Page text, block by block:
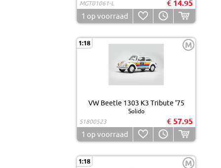
MGT01061-L
€ 14.95
1 op voorraad
1:18 M
VW Beetle 1303 K3 Tribute '75
Solido
S1800523
€ 57.95
1 op voorraad
1:18 M